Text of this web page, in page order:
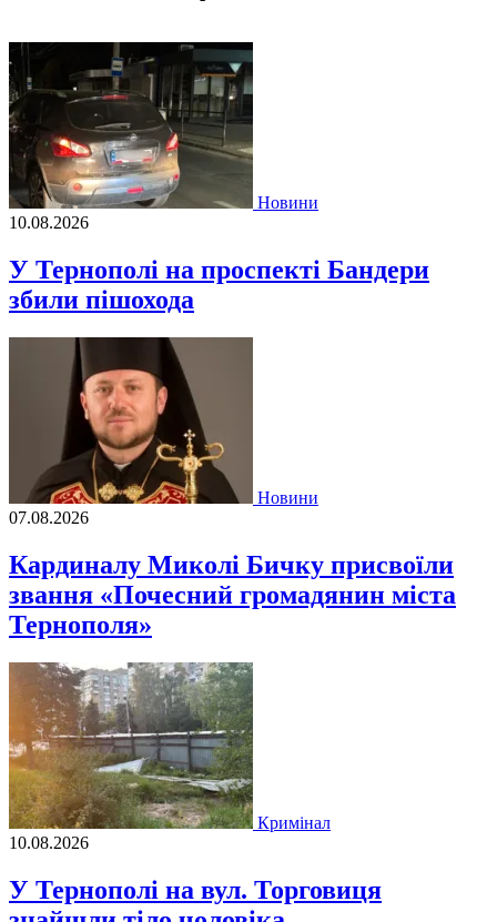
Новини
10.08.2026
У Тернополі на проспекті Бандери
збили пішохода
Новини
07.08.2026
Кардиналу Миколі Бичку присвоїли
звання «Почесний громадянин міста
Тернополя»
Кримінал
10.08.2026
У Тернополі на вул. Торговиця